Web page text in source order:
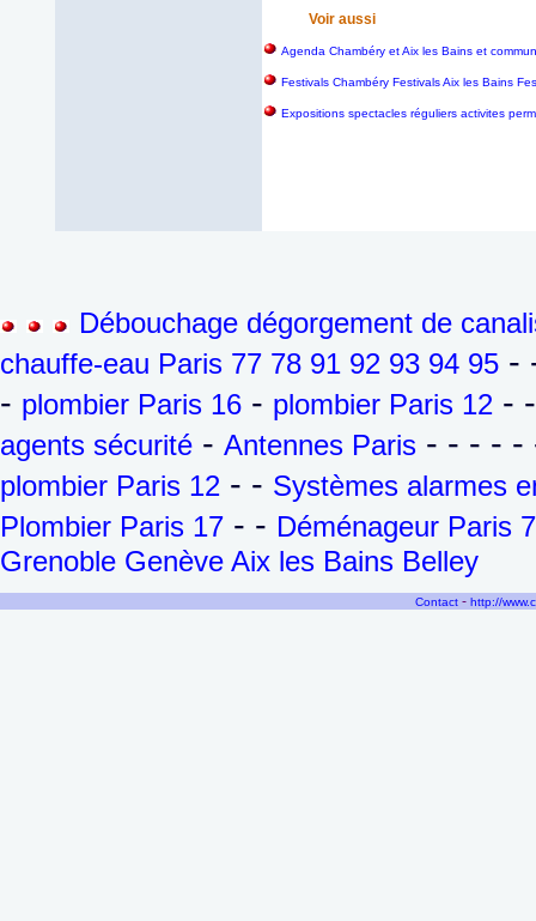
Voir aussi
Agenda Chambéry et Aix les Bains et
Festivals Chambéry Festivals Aix les Bains
Expositions spectacles réguliers activites
Débouchage dégorgement de
chauffe-eau Paris 77 78 91 92 93 94 95 -
- plombier Paris 16 - plombier Paris 12 -
agents sécurité - Antennes Paris - - - -
plombier Paris 12 - - Systèmes alarmes
Plombier Paris 17 - - Déménageur Paris
Grenoble Genève Aix les Bains Belley
Contact - http://